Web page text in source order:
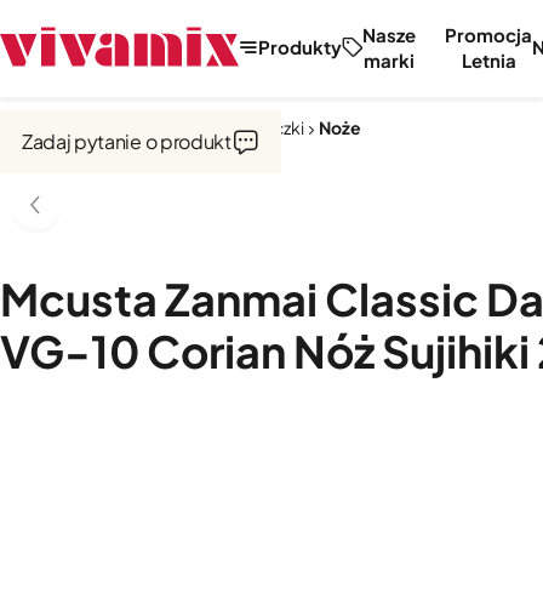
Produkty
Nasze
marki
Promocja
Letnia
Noże, tarki, obieraczki Noże
Mcusta Zanmai Classic
VG-10 Corian Nóż Sujihiki
Zadaj pytanie o produkt